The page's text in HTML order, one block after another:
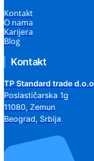
Kontakt
O nama
Karijera
Blog
Kontakt
TP Standard trade d.o.o
Poslastičarska 1g
11080, Zemun
Beograd, Srbija